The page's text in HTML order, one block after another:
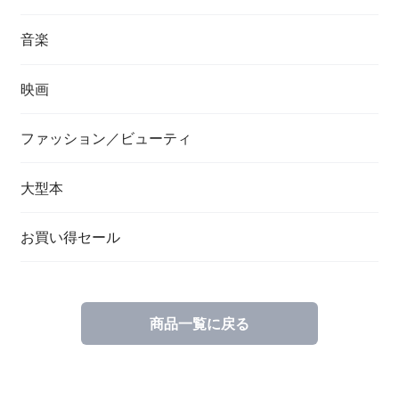
音楽
映画
ファッション／ビューティ
大型本
お買い得セール
商品一覧に戻る